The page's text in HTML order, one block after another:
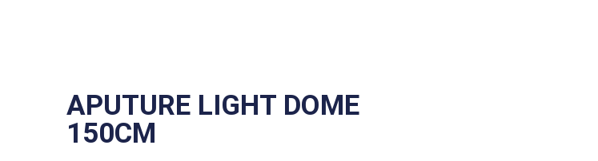
APUTURE LIGHT DOME
150CM